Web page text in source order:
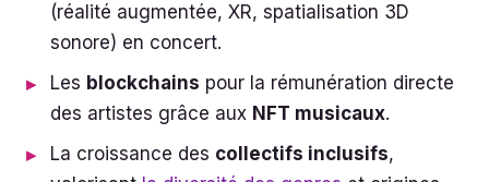
(réalité augmentée, XR, spatialisation 3D
sonore) en concert.
Les blockchains pour la rémunération directe
des artistes grâce aux NFT musicaux.
La croissance des collectifs inclusifs,